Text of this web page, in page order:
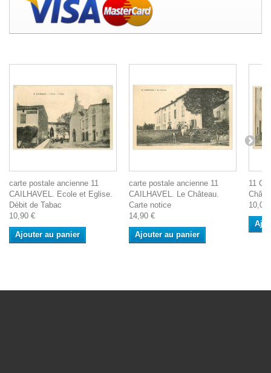
carte postale ancienne 11
CAILHAVEL. Ecole et Eglise.
Débit de Tabac
10,90 €
Ajouter au panier
carte postale ancienne 11
CAILHAVEL. Le Château.
Carte notice
14,90 €
Ajouter au panier
11
10,00